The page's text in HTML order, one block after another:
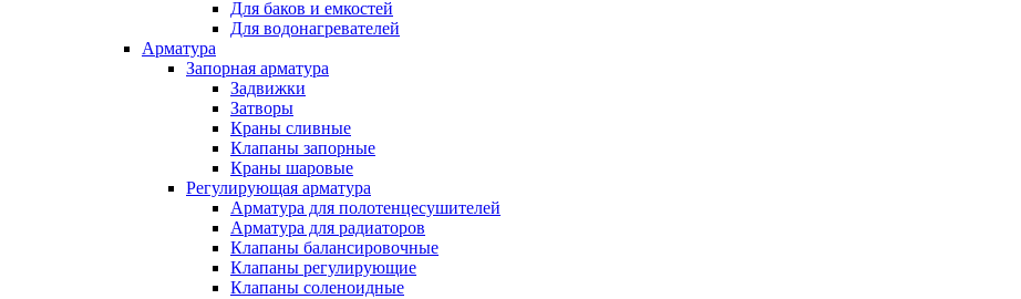
Для баков и емкостей
Для водонагревателей
Арматура
Запорная арматура
Задвижки
Затворы
Краны сливные
Клапаны запорные
Краны шаровые
Регулирующая арматура
Арматура для полотенцесушителей
Арматура для радиаторов
Клапаны балансировочные
Клапаны регулирующие
Клапаны соленоидные